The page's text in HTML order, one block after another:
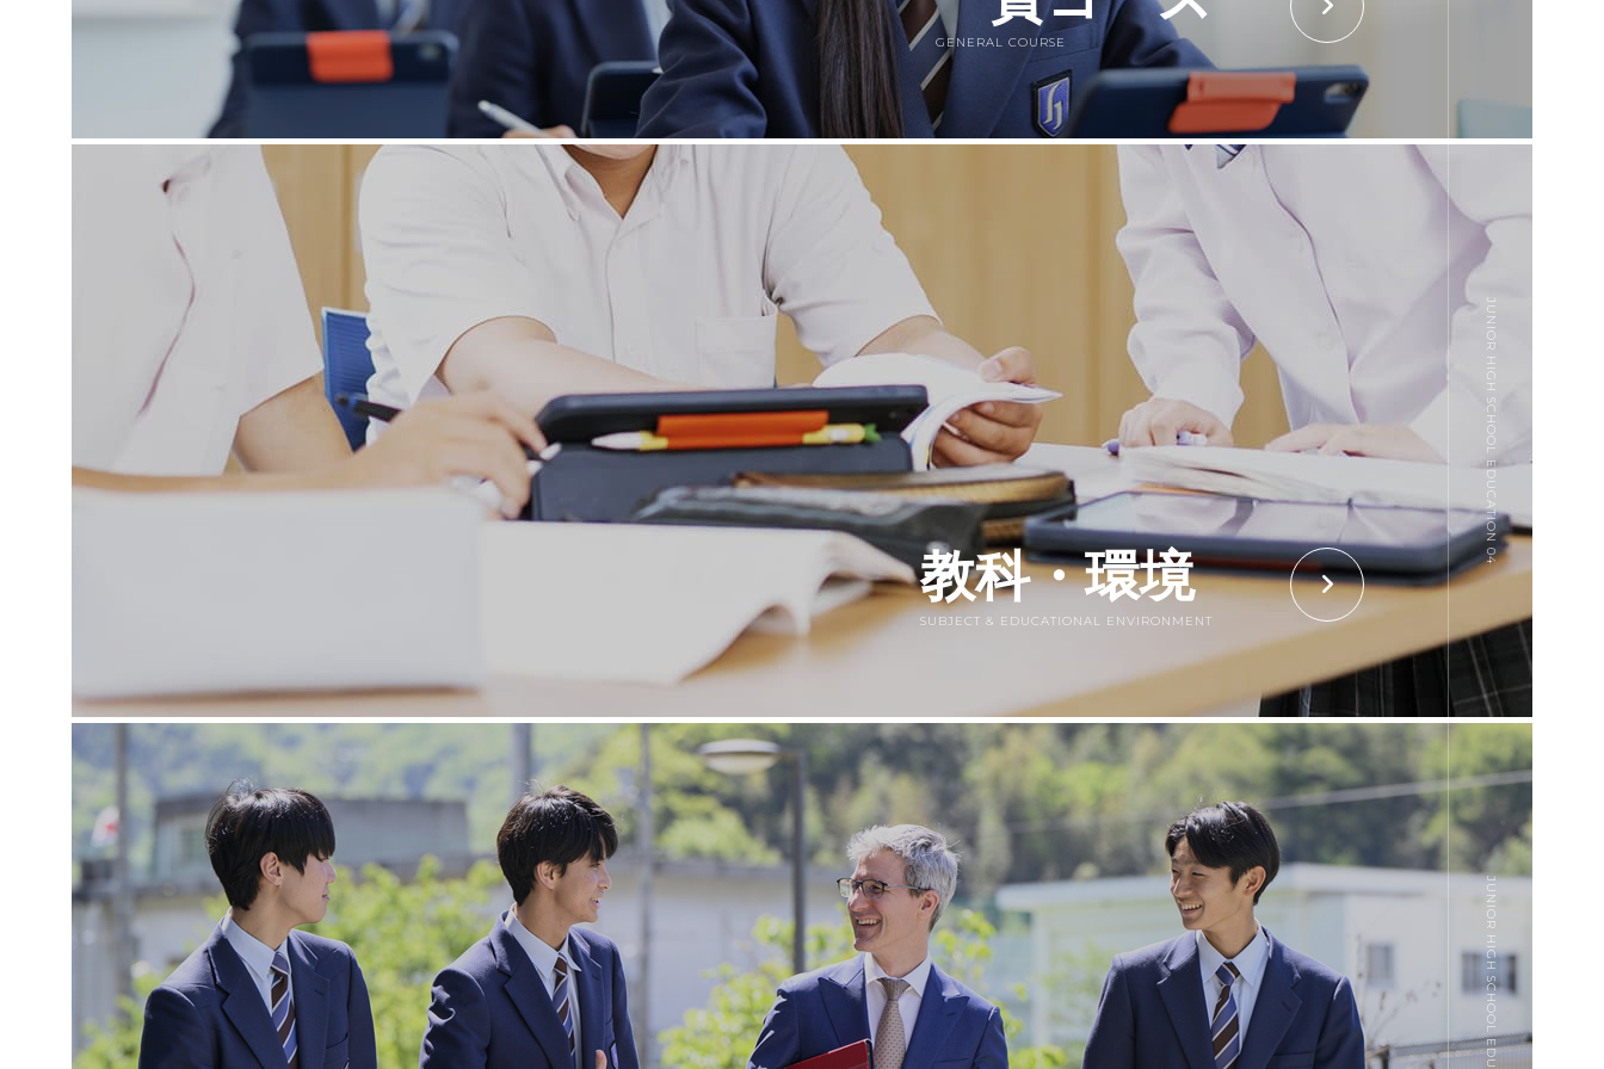
GENERAL COURSE
教科・環境
SUBJECT & EDUCATIONAL ENVIRONMENT
JUNIOR HIGH SCHOOL EDUCATION 04
JUNIOR HIGH SCHOOL EDUCATION 05